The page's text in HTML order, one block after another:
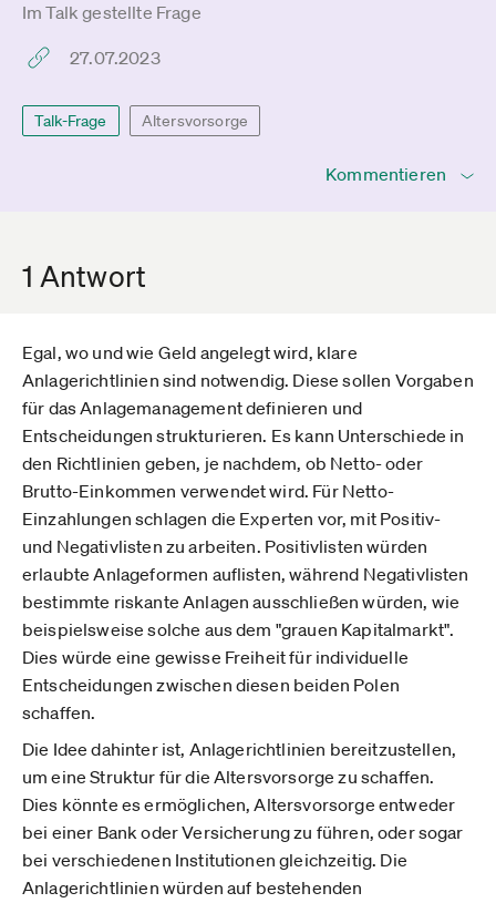
Im Talk gestellte Frage
27.07.2023
Talk-Frage Altersvorsorge
Kommentieren
1 Antwort
Egal, wo und wie Geld angelegt wird, klare
Anlagerichtlinien sind notwendig. Diese sollen Vorgaben
für das Anlagemanagement definieren und
Entscheidungen strukturieren. Es kann Unterschiede in
den Richtlinien geben, je nachdem, ob Netto- oder
Brutto-Einkommen verwendet wird. Für Netto-
Einzahlungen schlagen die Experten vor, mit Positiv-
und Negativlisten zu arbeiten. Positivlisten würden
erlaubte Anlageformen auflisten, während Negativlisten
bestimmte riskante Anlagen ausschließen würden, wie
beispielsweise solche aus dem "grauen Kapitalmarkt".
Dies würde eine gewisse Freiheit für individuelle
Entscheidungen zwischen diesen beiden Polen
schaffen.
Die Idee dahinter ist, Anlagerichtlinien bereitzustellen,
um eine Struktur für die Altersvorsorge zu schaffen.
Dies könnte es ermöglichen, Altersvorsorge entweder
bei einer Bank oder Versicherung zu führen, oder sogar
bei verschiedenen Institutionen gleichzeitig. Die
Anlagerichtlinien würden auf bestehenden